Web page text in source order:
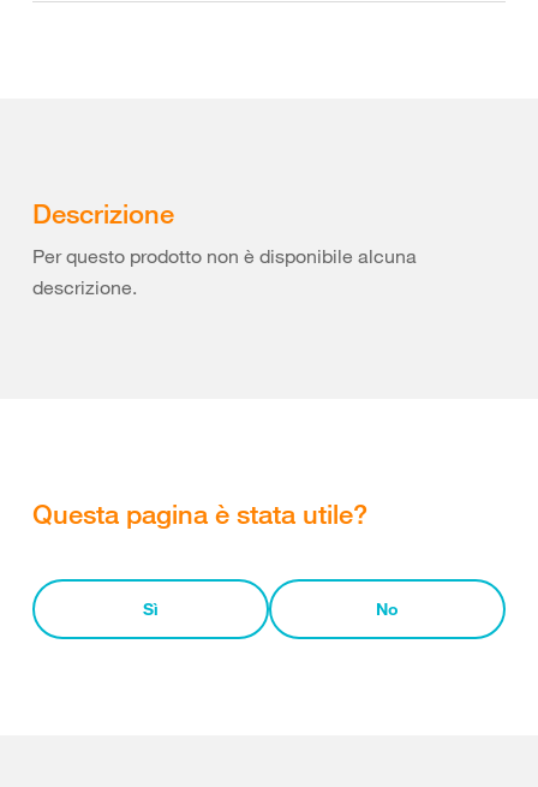
Descrizione
Per questo prodotto non è disponibile alcuna
descrizione.
Questa pagina è stata utile?
Sì No